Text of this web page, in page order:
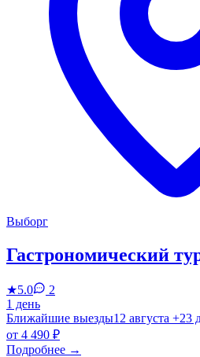
Выборг
Гастрономический
★5.0
2
1 день
Ближайшие выезды12 августа +23
от 4 490 ₽
Подробнее →